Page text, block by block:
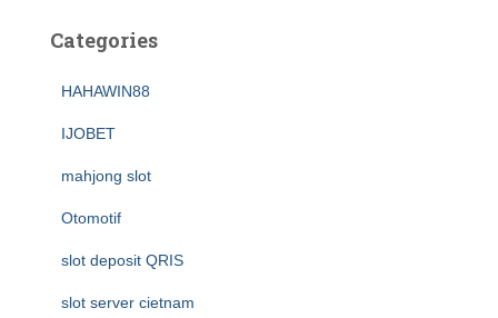
Categories
HAHAWIN88
IJOBET
mahjong slot
Otomotif
slot deposit QRIS
slot server cietnam